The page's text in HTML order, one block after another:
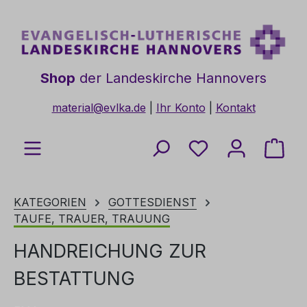
Shop der Landeskirche Hannovers
material@evlka.de Ihr Konto Kontakt
Du hast 0
KATEGORIEN
GOTTESDIENST
TAUFE, TRAUER, TRAUUNG
HANDREICHUNG ZUR
BESTATTUNG